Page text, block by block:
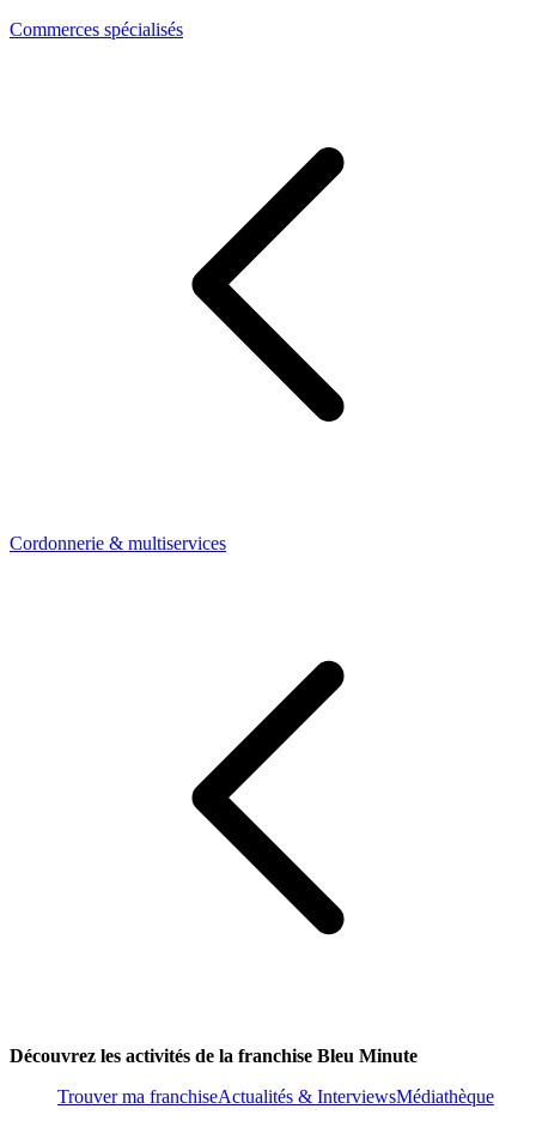
Commerces spécialisés
Cordonnerie & multiservices
Découvrez les activités de la franchise Bleu Minute
Trouver ma franchiseActualités & InterviewsMédiathèque